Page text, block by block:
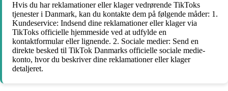
Hvis du har reklamationer eller klager vedrørende TikToks
tjenester i Danmark, kan du kontakte dem på følgende måder: 1.
Kundeservice: Indsend dine reklamationer eller klager via
TikToks officielle hjemmeside ved at udfylde en
kontaktformular eller lignende. 2. Sociale medier: Send en
direkte besked til TikTok Danmarks officielle sociale medie-
konto, hvor du beskriver dine reklamationer eller klager
detaljeret.